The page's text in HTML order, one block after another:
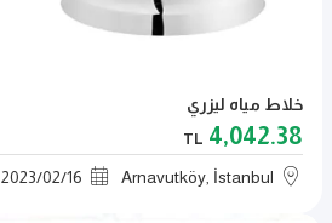
خلاط مياه ليزري
4,042.38
TL
Arnavutköy, İstanbul
2023/02/16